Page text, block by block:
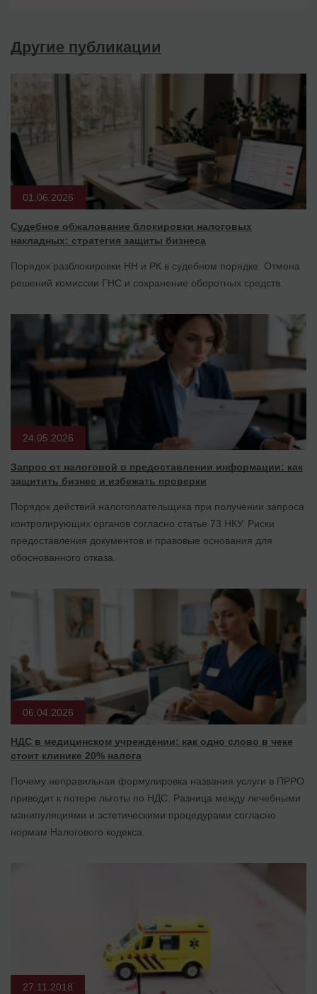
Другие публикации
01.06.2026
Судебное обжалование блокировки налоговых
накладных: стратегия защиты бизнеса
Порядок разблокировки НН и РК в судебном порядке. Отмена
решений комиссии ГНС и сохранение оборотных средств.
24.05.2026
Запрос от налоговой о предоставлении информации: как
защитить бизнес и избежать проверки
Порядок действий налогоплательщика при получении запроса
контролирующих органов согласно статье 73 НКУ. Риски
предоставления документов и правовые основания для
обоснованного отказа.
06.04.2026
НДС в медицинском учреждении: как одно слово в чеке
стоит клинике 20% налога
Почему неправильная формулировка названия услуги в ПРРО
приводит к потере льготы по НДС. Разница между лечебными
манипуляциями и эстетическими процедурами согласно
нормам Налогового кодекса.
27.11.2018